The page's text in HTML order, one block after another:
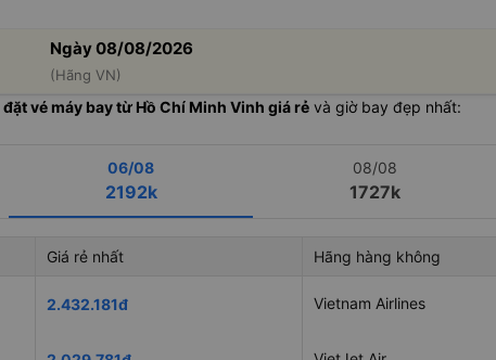
Ngày 08/08/2026
(Hãng VN)
đặt vé máy bay từ Hồ Chí Minh Vinh giá rẻ và giờ bay đẹp nhất:
06/08
2192k
08/08
1727k
Giá rẻ nhất Hãng hàng không
2.432.181đ Vietnam Airlines